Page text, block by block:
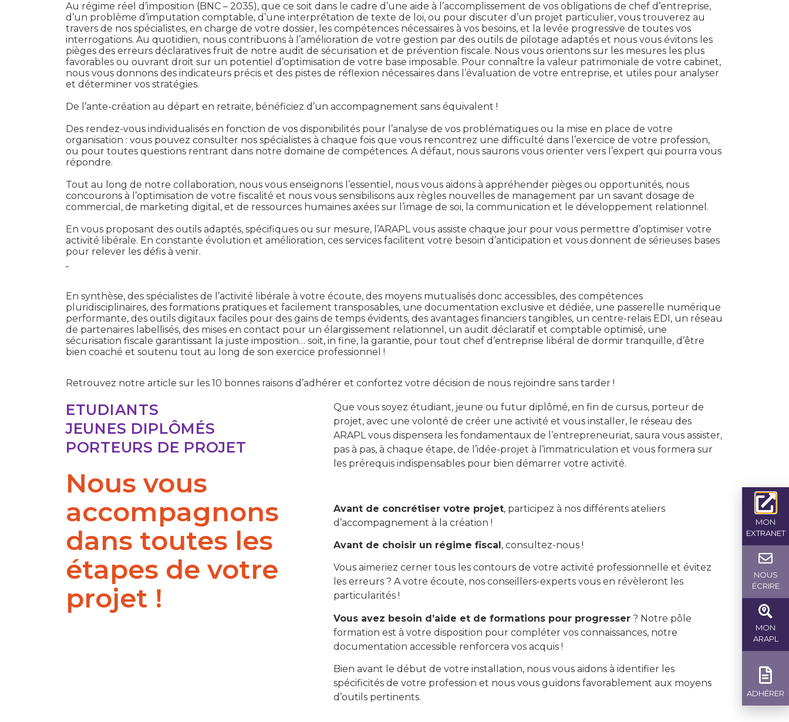
Au régime réel d’imposition (BNC – 2035), que ce soit dans le cadre d’une aide à l’accomplissement de vos obligations de chef d’entreprise,
d’un problème d’imputation comptable, d’une interprétation de texte de loi, ou pour discuter d’un projet particulier, vous trouverez au
travers de nos spécialistes, en charge de votre dossier, les compétences nécessaires à vos besoins, et la levée progressive de toutes vos
interrogations. Au quotidien, nous contribuons à l’amélioration de votre gestion par des outils de pilotage adaptés et nous vous évitons les
pièges des erreurs déclaratives fruit de notre audit de sécurisation et de prévention fiscale. Nous vous orientons sur les mesures les plus
favorables ou ouvrant droit sur un potentiel d’optimisation de votre base imposable. Pour connaître la valeur patrimoniale de votre cabinet,
nous vous donnons des indicateurs précis et des pistes de réflexion nécessaires dans l’évaluation de votre entreprise, et utiles pour analyser
et déterminer vos stratégies.
De l’ante-création au départ en retraite, bénéficiez d’un accompagnement sans équivalent !
Des rendez-vous individualisés en fonction de vos disponibilités pour l’analyse de vos problématiques ou la mise en place de votre
organisation : vous pouvez consulter nos spécialistes à chaque fois que vous rencontrez une difficulté dans l’exercice de votre profession,
ou pour toutes questions rentrant dans notre domaine de compétences. A défaut, nous saurons vous orienter vers l’expert qui pourra vous
répondre.
Tout au long de notre collaboration, nous vous enseignons l’essentiel, nous vous aidons à appréhender pièges ou opportunités, nous
concourons à l’optimisation de votre fiscalité et nous vous sensibilisons aux règles nouvelles de management par un savant dosage de
commercial, de marketing digital, et de ressources humaines axées sur l’image de soi, la communication et le développement relationnel.
En vous proposant des outils adaptés, spécifiques ou sur mesure, l’ARAPL vous assiste chaque jour pour vous permettre d’optimiser votre
activité libérale. En constante évolution et amélioration, ces services facilitent votre besoin d’anticipation et vous donnent de sérieuses bases
pour relever les défis à venir.
En synthèse, des spécialistes de l’activité libérale à votre écoute, des moyens mutualisés donc accessibles, des compétences
pluridisciplinaires, des formations pratiques et facilement transposables, une documentation exclusive et dédiée, une passerelle numérique
performante, des outils digitaux faciles pour des gains de temps évidents, des avantages financiers tangibles, un centre-relais EDI, un réseau
de partenaires labellisés, des mises en contact pour un élargissement relationnel, un audit déclaratif et comptable optimisé, une
sécurisation fiscale garantissant la juste imposition… soit, in fine, la garantie, pour tout chef d’entreprise libéral de dormir tranquille, d’être
bien coaché et soutenu tout au long de son exercice professionnel !
Retrouvez notre article sur les 10 bonnes raisons d’adhérer et confortez votre décision de nous rejoindre sans tarder !
ETUDIANTS
JEUNES DIPLÔMÉS
PORTEURS DE PROJET
Nous vous
accompagnons
dans toutes les
étapes de votre
projet !
Que vous soyez étudiant, jeune ou futur diplômé, en fin de cursus, porteur de
projet, avec une volonté de créer une activité et vous installer, le réseau des
ARAPL vous dispensera les fondamentaux de l’entrepreneuriat, saura vous assister,
pas à pas, à chaque étape, de l’idée-projet à l’immatriculation et vous formera sur
les prérequis indispensables pour bien démarrer votre activité.
Avant de concrétiser votre projet, participez à nos différents ateliers
d’accompagnement à la création !
Avant de choisir un régime fiscal, consultez-nous !
Vous aimeriez cerner tous les contours de votre activité professionnelle et évitez
les erreurs ? A votre écoute, nos conseillers-experts vous en révèleront les
particularités !
Vous avez besoin d’aide et de formations pour progresser? Notre pôle
formation est à votre disposition pour compléter vos connaissances, notre
documentation accessible renforcera vos acquis !
Bien avant le début de votre installation, nous vous aidons à identifier les
spécificités de votre profession et nous vous guidons favorablement aux moyens
d’outils pertinents.
MON
EXTRANET
NOUS
ÉCRIRE
MON
ARAPL
ADHÉRER